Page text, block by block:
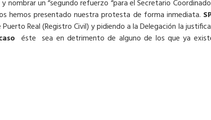
un “segundo refuerzo “para el Secretario
hemos presentado nuestra protesta de forma inmediata.
Real (Registro Civil) y pidiendo a la Delegación la
éste sea en detrimento de alguno de los que ya